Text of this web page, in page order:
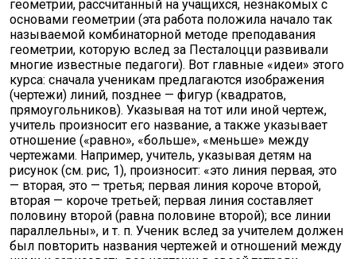
геометрии, рассчитанный на учащихся, незнакомых с
основами геометрии (эта работа положила начало так
называемой комбинаторной методе преподавания
геометрии, которую вслед за Песталоцци развивали
многие известные педагоги). Вот главные «идеи» этого
курса: сначала ученикам предлагаются изображения
(чертежи) линий, позднее — фигур (квадратов,
прямоугольников). Указывая на тот или иной чертеж,
учитель произносит его название, а также указывает
отношение («равно», «больше», «меньше» между
чертежами. Например, учитель, указывая детям на
рисунок (см. рис, 1), произносит: «это линия первая, это
— вторая, это — третья; первая линия короче второй,
вторая — короче третьей; первая линия составляет
половину второй (равна половине второй); все линии
параллельны», и т. п. Ученик вслед за учителем должен
был повторить названия чертежей и отношений между